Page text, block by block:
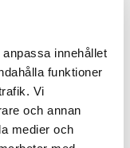
innehållet
funktioner
Vi
och annan
medier och